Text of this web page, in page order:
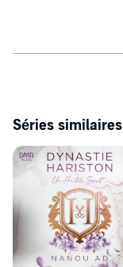
Séries similaires